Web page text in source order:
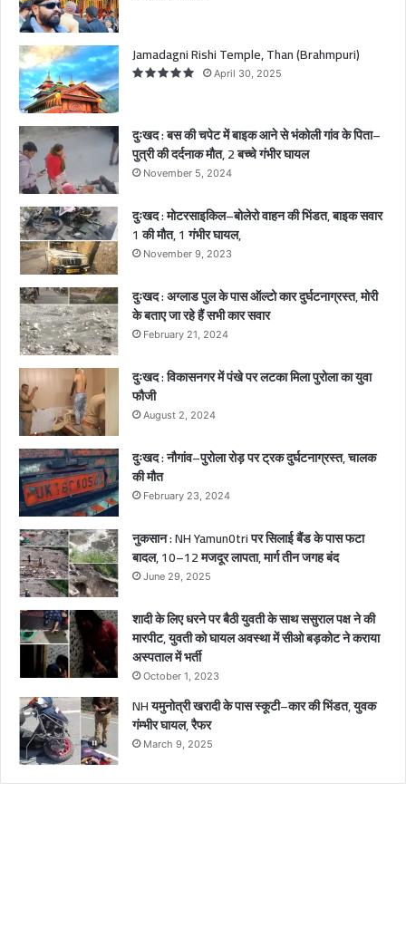
गां
ता
–
की
क
ब
र
Jamadagni Rishi Temple, Than (Brahmpuri)
April 30, 2025
दुःखद : बस की चपेट में बाइक आने से भंकोली गांव के पिता–
पुत्री की दर्दनाक मौत, 2 बच्चे गंभीर घायल
November 5, 2024
दुःखद : मोटरसाइकिल–बोलेरो वाहन की भिंडत, बाइक सवार
1 की मौत, 1 गंभीर घायल,
November 9, 2023
दुःखद : अग्लाड पुल के पास ऑल्टो कार दुर्घटनाग्रस्त, मोरी
के बताए जा रहे हैं सभी कार सवार
February 21, 2024
दुःखद : विकासनगर में पंखे पर लटका मिला पुरोला का युवा
फौजी
August 2, 2024
दुःखद : नौगांव–पुरोला रोड़ पर ट्रक दुर्घटनाग्रस्त, चालक
की मौत
February 23, 2024
नुकसान : NH Yamun0tri पर सिलाई बैंड के पास फटा
बादल, 10–12 मजदूर लापता, मार्ग तीन जगह बंद
June 29, 2025
शादी के लिए धरने पर बैठी युवती के साथ ससुराल पक्ष ने की
मारपीट, युवती को घायल अवस्था में सीओ बड़कोट ने कराया
अस्पताल में भर्ती
October 1, 2023
NH यमुनोत्री खरादी के पास स्कूटी–कार की भिंडत, युवक
गंम्भीर घायल, रैफर
March 9, 2025